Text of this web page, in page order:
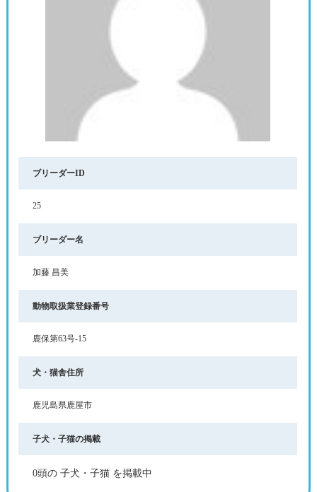
ブリーダーID
25
ブリーダー名
加藤 昌美
動物取扱業登録番号
鹿保第63号-15
犬・猫舎住所
鹿児島県鹿屋市
子犬・子猫の掲載
0頭の 子犬・子猫 を掲載中